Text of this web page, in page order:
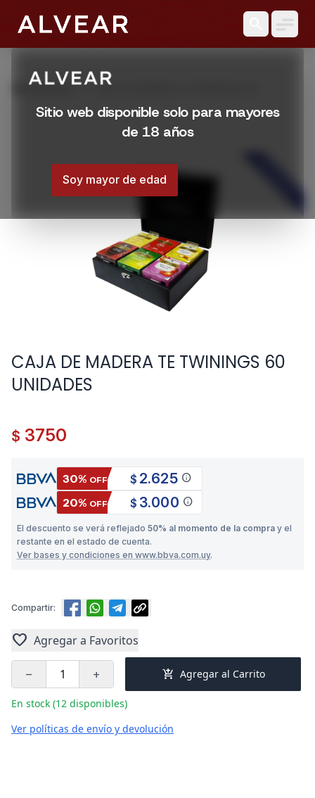
Sitio web disponible solo para mayores
de 18 años
Soy mayor de edad
Productos
CAJA DE MADERA TE TWININGS 60
DESTACADO
CAJA DE MADERA TE TWININGS 60
UNIDADES
$ 3750
30% OFF $ 2.625 info
20% OFF $ 3.000 info
El descuento se verá reflejado 50% al momento de la compra y el
restante en el estado de cuenta.
Ver bases y condiciones en www.bbva.com.uy.
Compartir:
favorite Agregar a Favoritos
remove add add_shopping_cart Agregar al Carrito
En stock (12 disponibles)
Ver políticas de envío y devolución